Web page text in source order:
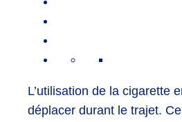
L’utilisation de la cigarette
déplacer durant le trajet.